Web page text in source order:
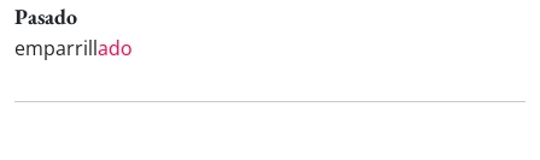
Pasado
emparrillado